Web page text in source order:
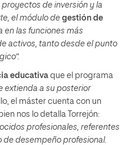
de inversión y la
el módulo de gestión de
en las funciones más
activos, tanto desde el punto
educativa que el programa
extienda a su posterior
el máster cuenta con un
nos lo detalla Torrejón:
profesionales, referentes
desempeño profesional.